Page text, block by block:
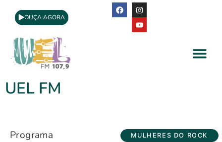
OUÇA AGORA
UEL FM
Programa MULHERES DO ROCK